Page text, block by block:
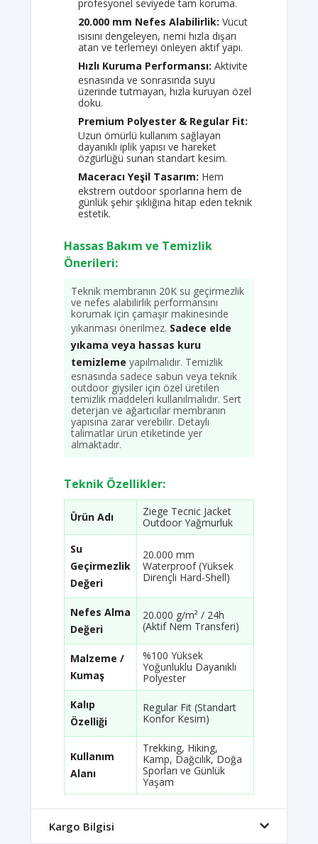
profesyonel seviyede tam koruma.
20.000 mm Nefes Alabilirlik: Vücut
ısısını dengeleyen, nemi hızla dışarı
atan ve terlemeyi önleyen aktif yapı.
Hızlı Kuruma Performansı: Aktivite
esnasında ve sonrasında suyu
üzerinde tutmayan, hızla kuruyan özel
doku.
Premium Polyester & Regular Fit:
Uzun ömürlü kullanım sağlayan
dayanıklı iplik yapısı ve hareket
özgürlüğü sunan standart kesim.
Maceracı Yeşil Tasarım: Hem
ekstrem outdoor sporlarına hem de
günlük şehir şıklığına hitap eden teknik
estetik.
Hassas Bakım ve Temizlik
Önerileri:
Teknik membranın 20K su geçirmezlik
ve nefes alabilirlik performansını
korumak için çamaşır makinesinde
yıkanması önerilmez. Sadece elde
yıkama veya hassas kuru
temizleme yapılmalıdır. Temizlik
esnasında sadece sabun veya teknik
outdoor giysiler için özel üretilen
temizlik maddeleri kullanılmalıdır. Sert
deterjan ve ağartıcılar membranın
yapısına zarar verebilir. Detaylı
talimatlar ürün etiketinde yer
almaktadır.
Teknik Özellikler:
Ürün Adı
Ziege Tecnic Jacket
Outdoor Yağmurluk
Su
Geçirmezlik
Değeri
20.000 mm
Waterproof (Yüksek
Dirençli Hard-Shell)
Nefes Alma
Değeri
20.000 g/m² / 24h
(Aktif Nem Transferi)
Malzeme /
Kumaş
%100 Yüksek
Yoğunluklu Dayanıklı
Polyester
Kalıp
Özelliği
Regular Fit (Standart
Konfor Kesim)
Kullanım
Alanı
Trekking, Hiking,
Kamp, Dağcılık, Doğa
Sporları ve Günlük
Yaşam
Kargo Bilgisi